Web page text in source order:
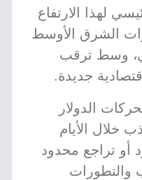
لهذا الارتفاع
الشرق الأوسط
وسط ترقب
جديدة.
الدولار
خلال الأيام
أو تراجع محدود
والتطورات